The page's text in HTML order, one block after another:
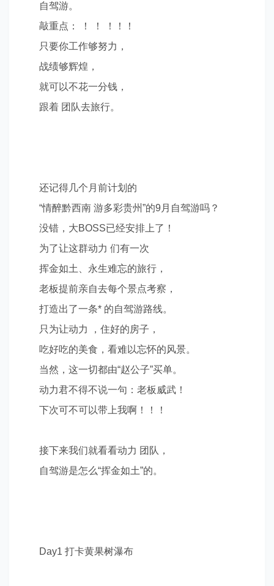
自驾游。
敲重点： ！ ！ ！！！
只要你工作够努力，
战绩够辉煌，
就可以不花一分钱，
跟着 团队去旅行。
还记得几个月前计划的
“情醉黔西南 游多彩贵州”的9 月自驾游吗？
没错，大BOSS已经安排上了！
为了让这群动力 们有一次
挥金如土、永生难忘的旅行，
老板提前亲自去每个景点考察，
打造出了一条*的自驾游路线。
只为让动力 ，住好的房子，
吃好吃的美食，看难以忘怀的风景。
当然，这一切都由“赵公子”买单。
动力君不得不说一句：老板威武！
下次可不可以带上我啊！！！
接下来我们就看看动力 团队，
自驾游是怎么“挥金如土”的。
Day1 打卡黄果树瀑布